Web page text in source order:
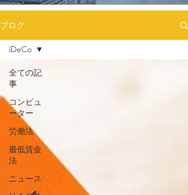
ブログ
全ての記
事
コンピュ
ーター
労働法
最低賃金
法
ニュース
iDeCo